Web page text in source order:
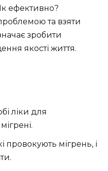
ефективно?
та взяти
зробити
якості життя.
ліки для
провокують мігрень, і